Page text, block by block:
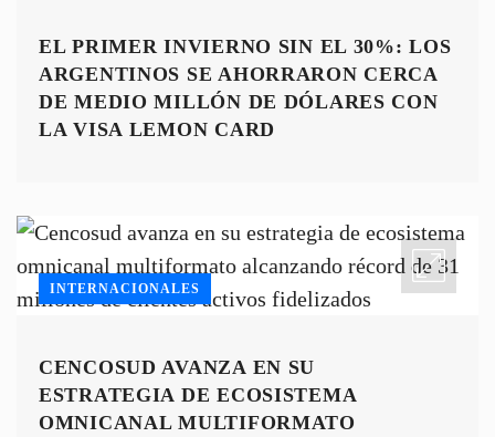
EL PRIMER INVIERNO SIN EL 30%: LOS
ARGENTINOS SE AHORRARON CERCA
DE MEDIO MILLÓN DE DÓLARES CON
LA VISA LEMON CARD
INTERNACIONALES
CENCOSUD AVANZA EN SU
ESTRATEGIA DE ECOSISTEMA
OMNICANAL MULTIFORMATO